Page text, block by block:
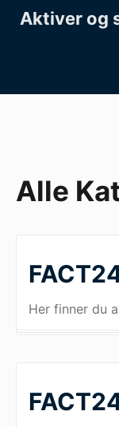
Aktiver og
Alle
Her finner du